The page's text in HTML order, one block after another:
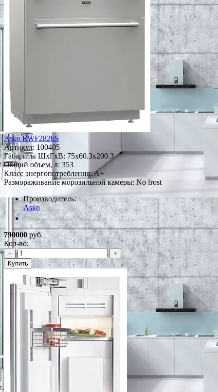
Asko RWF2826S
Артикул: 100405
Габариты ШxГxВ: 75x60.3x200.3
Общий объем, л: 353
Класс энергопотребления: A+
Размораживание морозильной камеры: No frost
Производитель:
Asko
*Наличие уточняйте у менеджера
790000руб.
Кол-во:
−
+
Купить